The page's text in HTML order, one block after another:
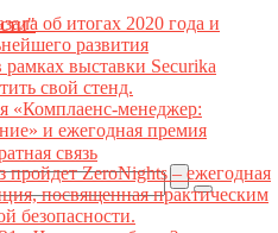
связь
об итогах 2020 года и
развития
выставки Securika
свой стенд.
«Комплаенс-менеджер:
и ежегодная премия
пройдет ZeroNights – ежегодная
посвященная практическим
безопасности.